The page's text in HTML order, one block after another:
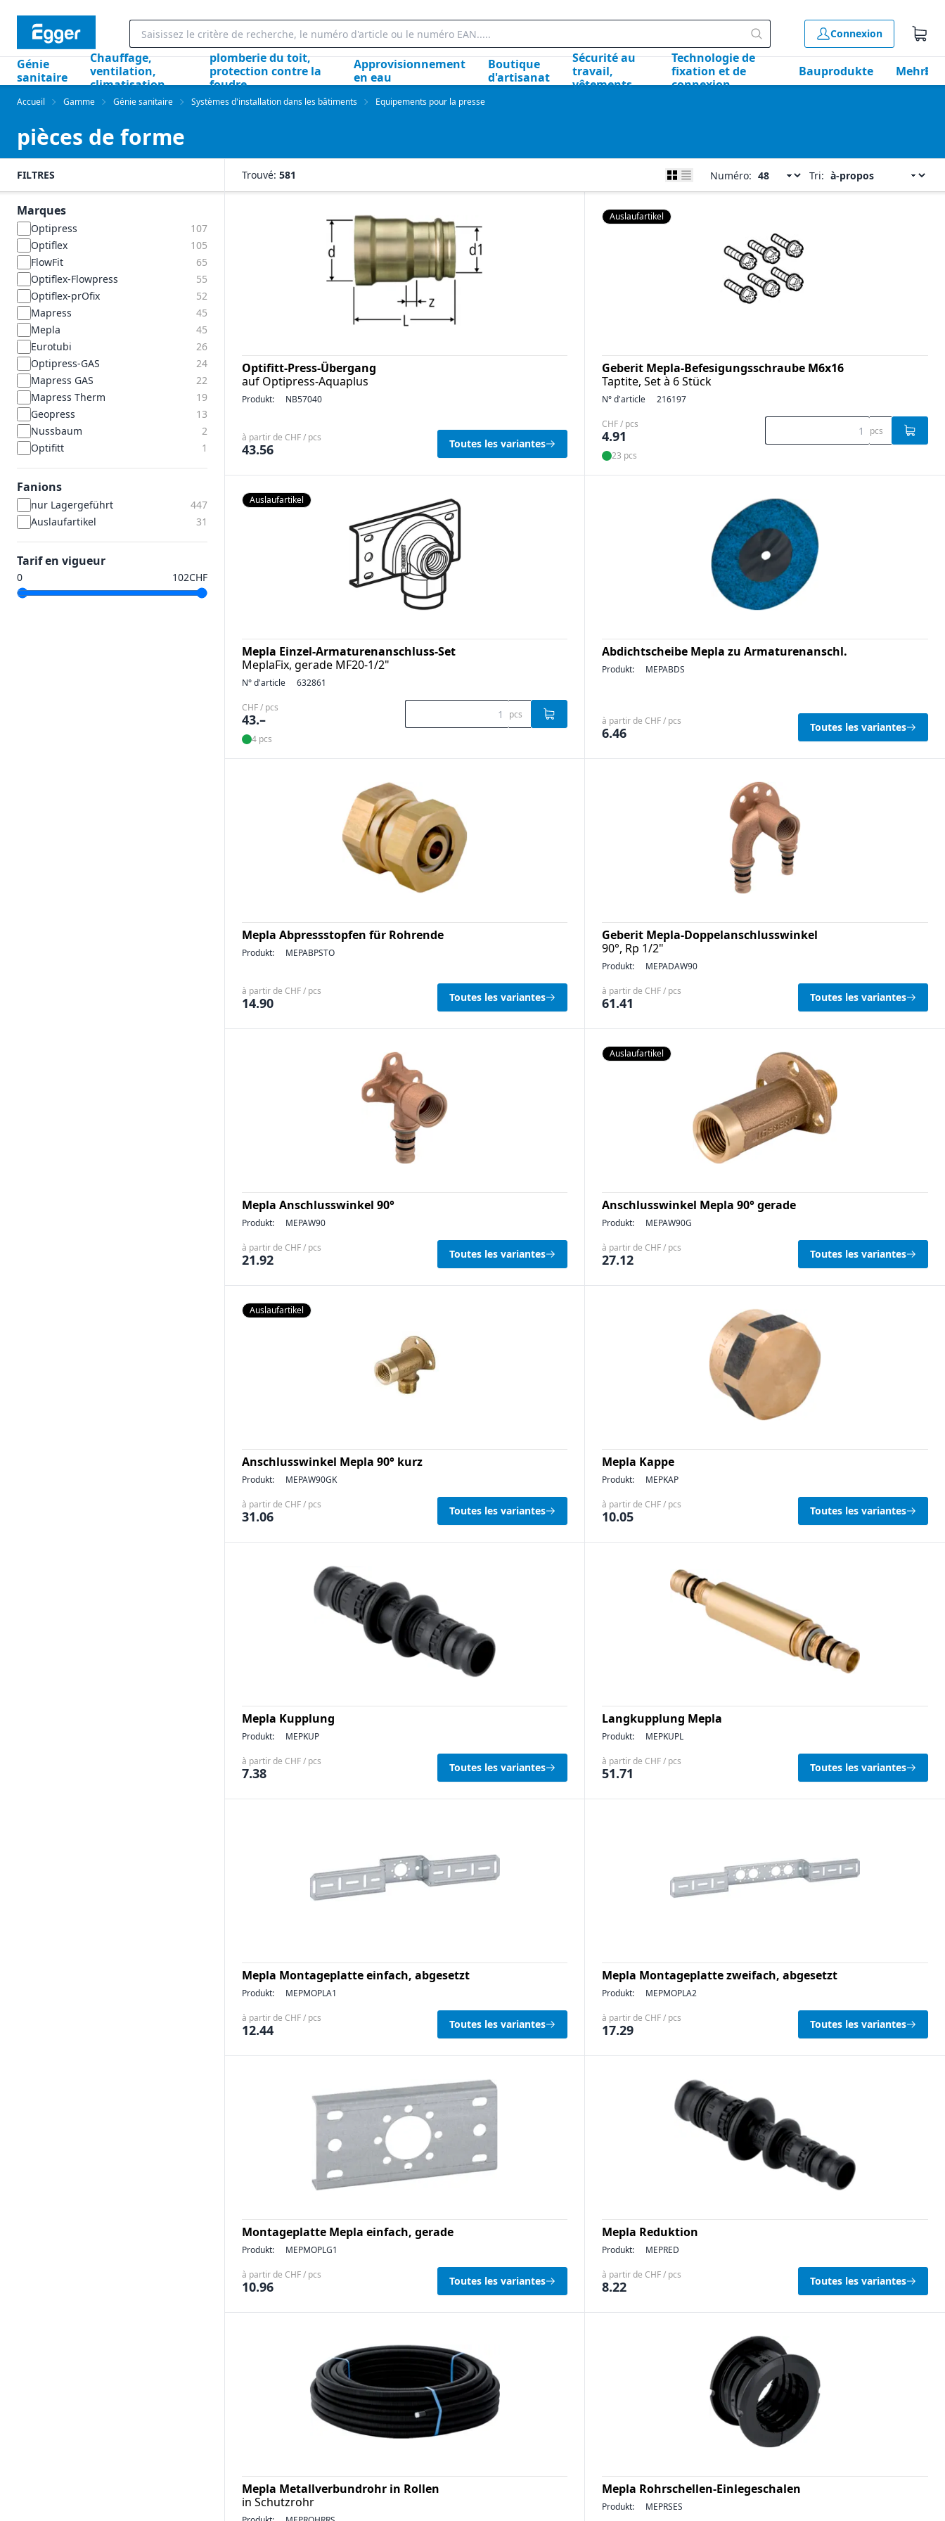
Connexion
Génie
sanitaire
Chauffage,
ventilation,
climatisation
plomberie du toit,
protection contre la
foudre
Approvisionnement
en eau
Boutique
d'artisanat
Sécurité au
travail,
vêtements
Technologie de
fixation et de
connexion
Bauprodukte Mehr
Accueil Gamme Génie sanitaire Systèmes d'installation dans les bâtiments Equipements pour la presse
pièces de forme
FILTRES
Marques
Optipress
107
Optiflex
105
FlowFit
65
Optiflex-Flowpress
55
Optiflex-prOfix
52
Mapress
45
Mepla
45
Eurotubi
26
Optipress-GAS
24
Mapress GAS
22
Mapress Therm
19
Geopress
13
Nussbaum
2
Optifitt
1
Fanions
nur Lagergeführt
447
Auslaufartikel
31
Tarif en vigueur
CHF
Trouvé: 581 Numéro: Tri:
Optifitt-Press-Übergang
auf Optipress-Aquaplus
Produkt: NB57040
à partir de CHF / pcs
43.56 Toutes les variantes
Auslaufartikel
Geberit Mepla-Befesigungsschraube M6x16
Taptite, Set à 6 Stück
N° d'article 216197
CHF / pcs
4.91 pcs
23 pcs
Auslaufartikel
Mepla Einzel-Armaturenanschluss-Set
MeplaFix, gerade MF20-1/2"
N° d'article 632861
CHF / pcs
43.– pcs
4 pcs
Abdichtscheibe Mepla zu Armaturenanschl.
Produkt: MEPABDS
à partir de CHF / pcs
6.46 Toutes les variantes
Mepla Abpressstopfen für Rohrende
Produkt: MEPABPSTO
à partir de CHF / pcs
14.90 Toutes les variantes
Geberit Mepla-Doppelanschlusswinkel
90°, Rp 1/2"
Produkt: MEPADAW90
à partir de CHF / pcs
61.41 Toutes les variantes
Mepla Anschlusswinkel 90°
Produkt: MEPAW90
à partir de CHF / pcs
21.92 Toutes les variantes
Auslaufartikel
Anschlusswinkel Mepla 90° gerade
Produkt: MEPAW90G
à partir de CHF / pcs
27.12 Toutes les variantes
Auslaufartikel
Anschlusswinkel Mepla 90° kurz
Produkt: MEPAW90GK
à partir de CHF / pcs
31.06 Toutes les variantes
Mepla Kappe
Produkt: MEPKAP
à partir de CHF / pcs
10.05 Toutes les variantes
Mepla Kupplung
Produkt: MEPKUP
à partir de CHF / pcs
7.38 Toutes les variantes
Langkupplung Mepla
Produkt: MEPKUPL
à partir de CHF / pcs
51.71 Toutes les variantes
Mepla Montageplatte einfach, abgesetzt
Produkt: MEPMOPLA1
à partir de CHF / pcs
12.44 Toutes les variantes
Mepla Montageplatte zweifach, abgesetzt
Produkt: MEPMOPLA2
à partir de CHF / pcs
17.29 Toutes les variantes
Montageplatte Mepla einfach, gerade
Produkt: MEPMOPLG1
à partir de CHF / pcs
10.96 Toutes les variantes
Mepla Reduktion
Produkt: MEPRED
à partir de CHF / pcs
8.22 Toutes les variantes
Mepla Metallverbundrohr in Rollen
in Schutzrohr
Mepla Rohrschellen-Einlegeschalen
Produkt: MEPRSES